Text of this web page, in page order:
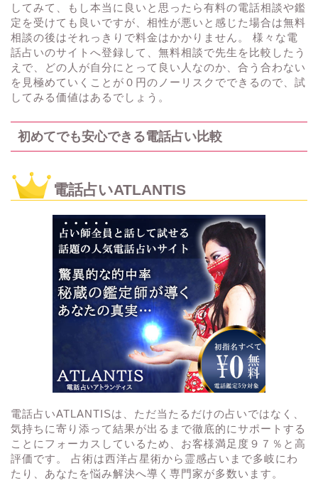
してみて、もし本当に良いと思ったら有料の電話相談や鑑
定を受けても良いですが、相性が悪いと感じた場合は無料
相談の後はそれっきりで料金はかかりません。 様々な電
話占いのサイトへ登録して、無料相談で先生を比較したう
えで、どの人が自分にとって良い人なのか、合う合わない
を見極めていくことが０円のノーリスクでできるので、試
してみる価値はあるでしょう。
初めてでも安心できる電話占い比較
電話占いATLANTIS
電話占いATLANTISは、ただ当たるだけの占いではなく、
気持ちに寄り添って結果が出るまで徹底的にサポートする
ことにフォーカスしているため、お客様満足度９７％と高
評価です。 占術は西洋占星術から霊感占いまで多岐にわ
たり、あなたを悩み解決へ導く専門家が多数います。